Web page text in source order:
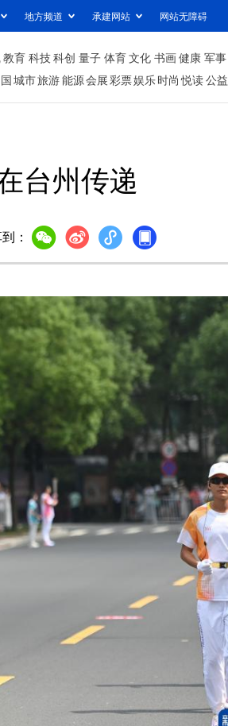
地方频道 承建网站 网站无障碍
教育 科技科创 量子 体育文化 书画健康 军事
城市旅游能源会展彩票娱乐时尚 悦读公益
台州传递
：